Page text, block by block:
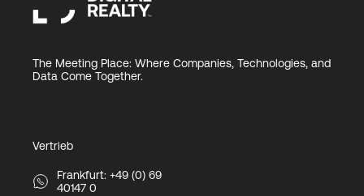
The Meeting Place: Where Companies, Technologies, and
Data Come Together.
Vertrieb
Frankfurt: +49 (0) 69
40147 0